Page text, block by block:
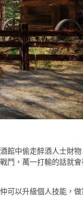
館中偷走醉酒人士財物
鬥，萬一打輸的話就
可以升級個人技能，